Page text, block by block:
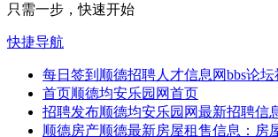
只需一步，快速开始
快捷导航
每日签到 顺德招聘人才信息网bbs论坛
首页顺德均安乐园网首页
招聘发布顺德均安乐园网最新招聘信
顺德房产顺德最新房屋租售信息：房